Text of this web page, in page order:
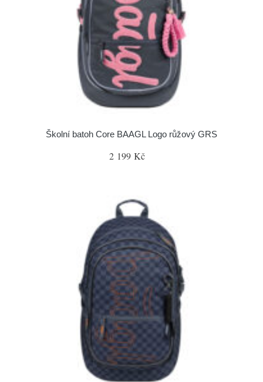
Školní batoh Core BAAGL Logo růžový GRS
2 199 Kč